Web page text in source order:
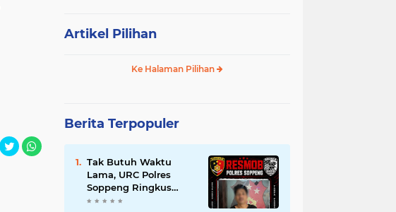
Artikel Pilihan
Ke Halaman Pilihan
Berita Terpopuler
Tak Butuh Waktu
Lama, URC Polres
Soppeng Ringkus
Terduga Pelaku